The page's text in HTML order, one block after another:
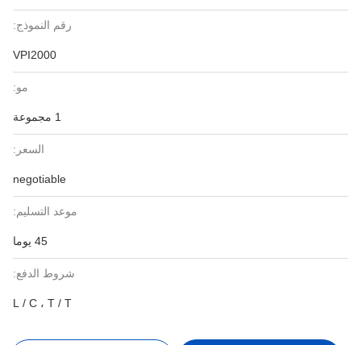
رقم النموذج:
VPI2000
مو:
السعر:
negotiable
موعد التسليم:
45 يوما
شروط الدفع:
L / C ، T / T